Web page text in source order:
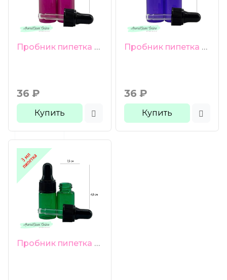
Пробник пипетка 3 мл малиновое стекло черная груша черная ребристая крышка
36 ₽
Купить
Пробник пипетка 3 мл фиолетовое стекло черная груша черная ребристая крышка
36 ₽
Купить
Пробник пипетка 3 мл зеленое стекло черная груша черная ребристая крышка